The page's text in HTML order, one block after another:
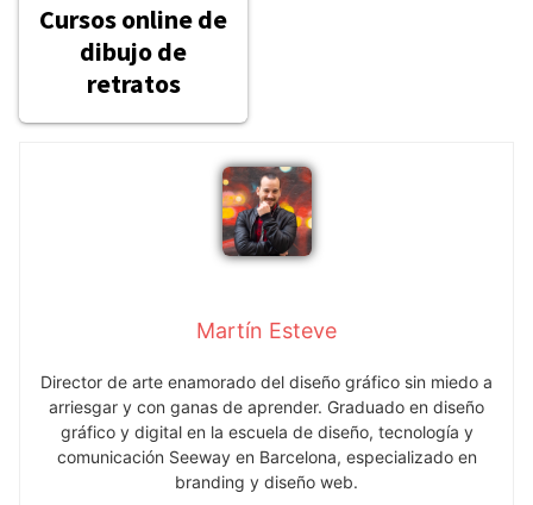
Cursos online de
dibujo de
retratos
Martín Esteve
Director de arte enamorado del diseño gráfico sin miedo a
arriesgar y con ganas de aprender. Graduado en diseño
gráfico y digital en la escuela de diseño, tecnología y
comunicación Seeway en Barcelona, especializado en
branding y diseño web.